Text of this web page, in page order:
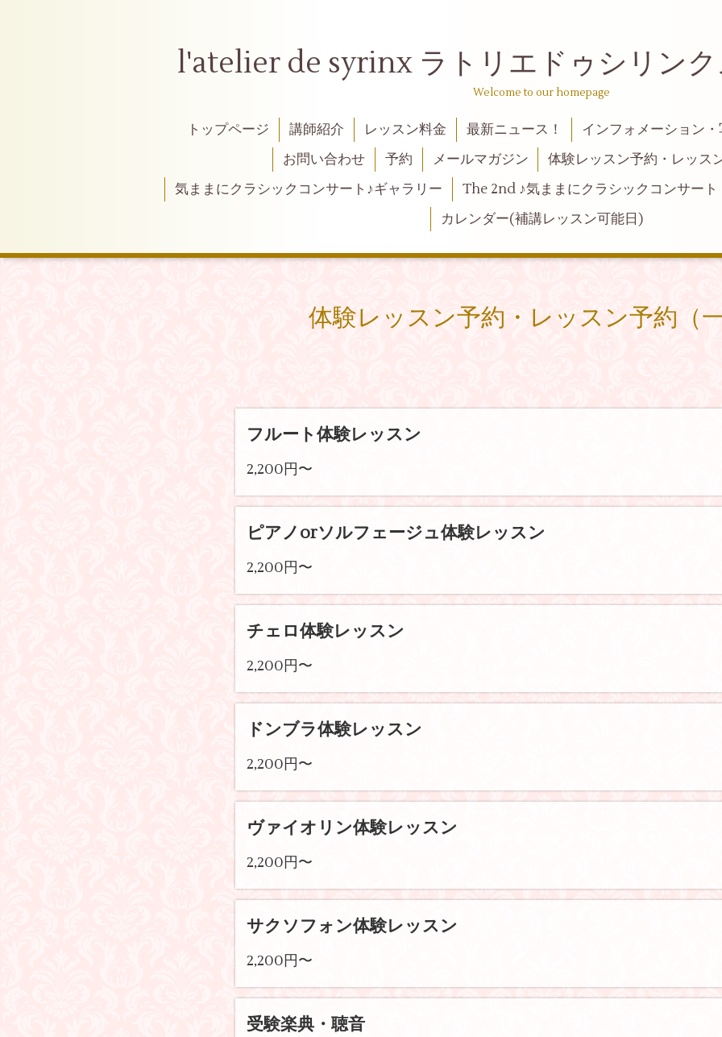
l'atelier de syrinx ラトリエドゥシリン
Welcome to our homepage
トップページ 講師紹介 レッスン料金 最新ニュース！
インフォメーション
お問い合わせ
予約 メールマガジン
体験レッスン予約・レッス
気ままにクラシックコンサート♪ギャラリー
The 2nd ♪気ままにクラシックコンサート
カレンダー(補講レッスン可能日)
体験レッスン予約・レッスン予約（
フルート体験レッスン
2,200円〜
ピアノorソルフェージュ体験レッスン
2,200円〜
チェロ体験レッスン
2,200円〜
ドンブラ体験レッスン
2,200円〜
ヴァイオリン体験レッスン
2,200円〜
サクソフォン体験レッスン
2,200円〜
受験楽典・聴音